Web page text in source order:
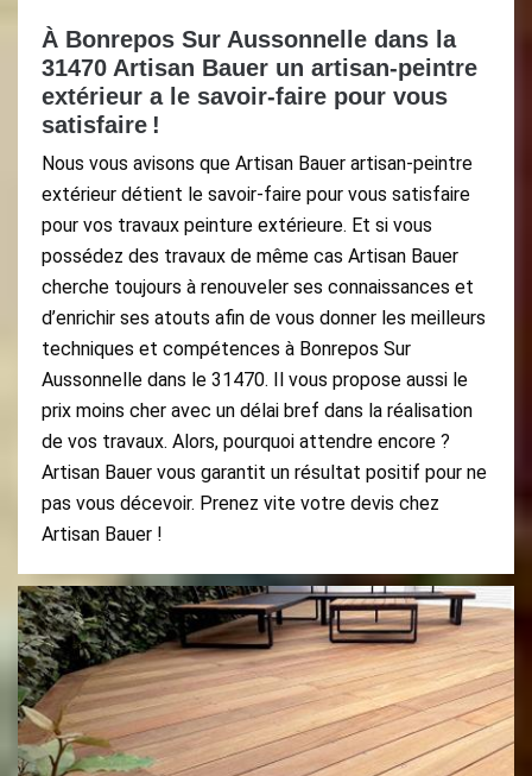
À Bonrepos Sur Aussonnelle dans la
31470 Artisan Bauer un artisan-peintre
extérieur a le savoir-faire pour vous
satisfaire !
Nous vous avisons que Artisan Bauer artisan-peintre
extérieur détient le savoir-faire pour vous satisfaire
pour vos travaux peinture extérieure. Et si vous
possédez des travaux de même cas Artisan Bauer
cherche toujours à renouveler ses connaissances et
d’enrichir ses atouts afin de vous donner les meilleurs
techniques et compétences à Bonrepos Sur
Aussonnelle dans le 31470. Il vous propose aussi le
prix moins cher avec un délai bref dans la réalisation
de vos travaux. Alors, pourquoi attendre encore ?
Artisan Bauer vous garantit un résultat positif pour ne
pas vous décevoir. Prenez vite votre devis chez
Artisan Bauer !